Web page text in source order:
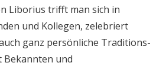
Liborius trifft man sich in
und Kollegen, zelebriert
ganz persönliche Traditions-
und